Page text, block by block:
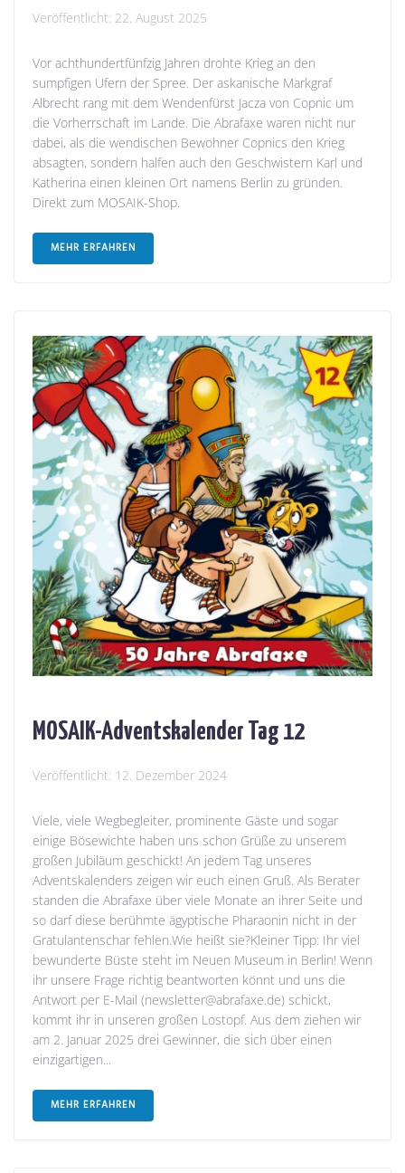
Veröffentlicht: 22. August 2025
Vor achthundertfünfzig Jahren drohte Krieg an den
sumpfigen Ufern der Spree. Der askanische Markgraf
Albrecht rang mit dem Wendenfürst Jacza von Copnic um
die Vorherrschaft im Lande. Die Abrafaxe waren nicht nur
dabei, als die wendischen Bewohner Copnics den Krieg
absagten, sondern halfen auch den Geschwistern Karl und
Katherina einen kleinen Ort namens Berlin zu gründen.
Direkt zum MOSAIK-Shop.
MEHR ERFAHREN
MOSAIK-Adventskalender Tag 12
Veröffentlicht: 12. Dezember 2024
Viele, viele Wegbegleiter, prominente Gäste und sogar
einige Bösewichte haben uns schon Grüße zu unserem
großen Jubiläum geschickt! An jedem Tag unseres
Adventskalenders zeigen wir euch einen Gruß. Als Berater
standen die Abrafaxe über viele Monate an ihrer Seite und
so darf diese berühmte ägyptische Pharaonin nicht in der
Gratulantenschar fehlen.Wie heißt sie?Kleiner Tipp: Ihr viel
bewunderte Büste steht im Neuen Museum in Berlin! Wenn
ihr unsere Frage richtig beantworten könnt und uns die
Antwort per E-Mail (newsletter@abrafaxe.de) schickt,
kommt ihr in unseren großen Lostopf. Aus dem ziehen wir
am 2. Januar 2025 drei Gewinner, die sich über einen
einzigartigen...
MEHR ERFAHREN